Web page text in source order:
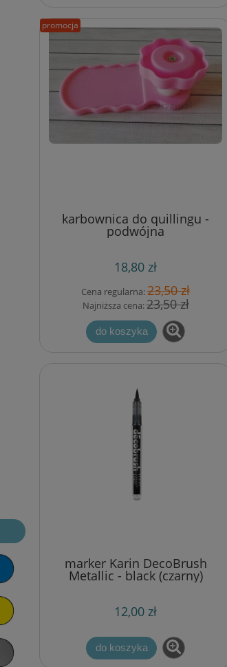
karbownica do quillingu -
podwójna
18,80 zł
Cena regularna:23,50 zł
Najniższa cena:23,50 zł
do koszyka
promocja
marker Karin DecoBrush
Metallic - black (czarny)
12,00 zł
do koszyka